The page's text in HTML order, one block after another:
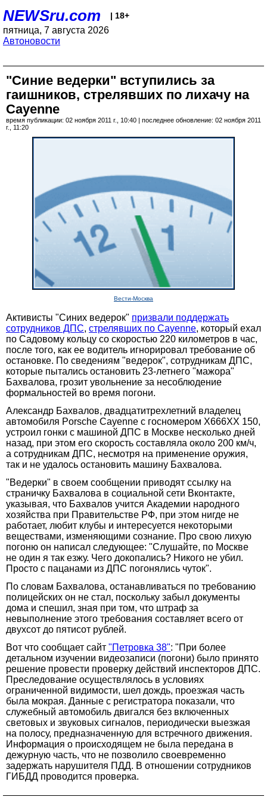
NEWSru.com | 18+
пятница, 7 августа 2026
Автоновости
"Синие ведерки" вступились за
гаишников, стрелявших по лихачу на
Cayenne
время публикации: 02 ноября 2011 г., 10:40 | последнее обновление: 02 ноября 2011
г., 11:20
Вести-Москва
Активисты "Синих ведерок" призвали поддержать
сотрудников ДПС, стрелявших по Cayenne, который ехал
по Садовому кольцу со скоростью 220 километров в час,
после того, как ее водитель игнорировал требование об
остановке. По сведениям "ведерок", сотрудникам ДПС,
которые пытались остановить 23-летнего "мажора"
Бахвалова, грозит увольнение за несоблюдение
формальностей во время погони.
Александр Бахвалов, двадцатитрехлетний владелец
автомобиля Porsche Cayenne с госномером Х666ХХ 150,
устроил гонки с машиной ДПС в Москве несколько дней
назад, при этом его скорость составляла около 200 км/ч,
а сотрудникам ДПС, несмотря на применение оружия,
так и не удалось остановить машину Бахвалова.
"Ведерки" в своем сообщении приводят ссылку на
страничку Бахвалова в социальной сети Вконтакте,
указывая, что Бахвалов учится Академии народного
хозяйства при Правительстве РФ, при этом нигде не
работает, любит клубы и интересуется некоторыми
веществами, изменяющими сознание. Про свою лихую
погоню он написал следующее: "Слушайте, по Москве
не один я так езжу. Чего докопались? Никого не убил.
Просто с пацанами из ДПС погонялись чуток".
По словам Бахвалова, останавливаться по требованию
полицейских он не стал, поскольку забыл документы
дома и спешил, зная при том, что штраф за
невыполнение этого требования составляет всего от
двухсот до пятисот рублей.
Вот что сообщает сайт "Петровка 38": "При более
детальном изучении видеозаписи (погони) было принято
решение провести проверку действий инспекторов ДПС.
Преследование осуществлялось в условиях
ограниченной видимости, шел дождь, проезжая часть
была мокрая. Данные с регистратора показали, что
служебный автомобиль двигался без включенных
световых и звуковых сигналов, периодически выезжая
на полосу, предназначенную для встречного движения.
Информация о происходящем не была передана в
дежурную часть, что не позволило своевременно
задержать нарушителя ПДД. В отношении сотрудников
ГИБДД проводится проверка.